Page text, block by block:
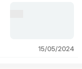
15/05/2024